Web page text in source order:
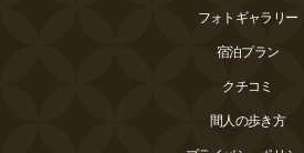
フォトギャラリー
宿泊プラン
クチコミ
間人の歩き方